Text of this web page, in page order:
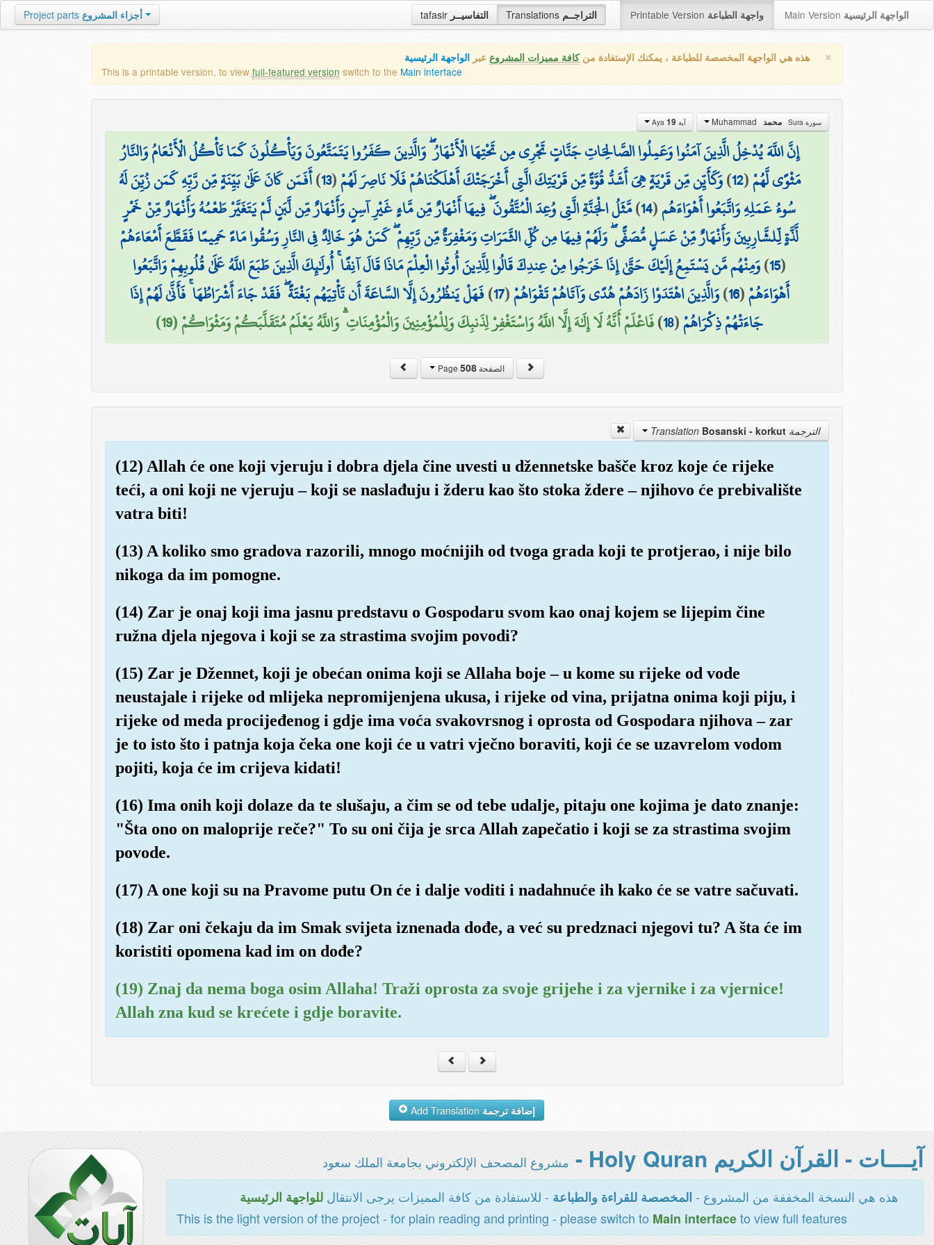
tafasir التفاسيــر Translations التراجــم Printable Version واجهة الطباعة Main Version الواجهة الرئيسية Project parts أجزاء المشروع
× هذه هي الواجهة المخصصة للطباعة ، يمكنك الإستفادة منكافة مميزات المشروع عبر الواجهة الرئيسية
This is a printable version, to view full-featured version switch to the Main interface
سورة Sura محمد آية Aya 19
إِنَّ اللَّهَ يُدْخِلُ الَّذِينَ آمَنُوا وَعَمِلُوا الصَّالِحَاتِ جَنَّاتٍ تَجْرِي مِن تَحْتِهَا الْأَنْهَارُ ۖ وَالَّذِينَ كَفَرُوا يَتَمَتَّعُونَ وَيَأْكُلُونَ كَمَا تَأْكُلُ الْأَنْعَامُ وَالنَّارُ
مَثْوًى لَّهُمْ(
12
)وَكَأَيِّن مِّن قَرْيَةٍ هِيَ أَشَدُّ قُوَّةً مِّن قَرْيَتِكَ الَّتِي أَخْرَجَتْكَ أَهْلَكْنَاهُمْ فَلَا نَاصِرَ لَهُمْ(
13
)أَفَمَن كَانَ عَلَىٰ بَيِّنَةٍ مِّن رَّبِّهِ كَمَن زُيِّنَ لَهُ
سُوءُ عَمَلِهِ وَاتَّبَعُوا أَهْوَاءَهُم(
14
)مَّثَلُ الْجَنَّةِ الَّتِي وُعِدَ الْمُتَّقُونَ ۖ فِيهَا أَنْهَارٌ مِّن مَّاءٍ غَيْرِ آسِنٍ وَأَنْهَارٌ مِّن لَّبَنٍ لَّمْ يَتَغَيَّرْ طَعْمُهُ وَأَنْهَارٌ مِّنْ خَمْرٍ
لَّذَّةٍ لِّلشَّارِبِينَ وَأَنْهَارٌ مِّنْ عَسَلٍ مُّصَفًّى ۖ وَلَهُمْ فِيهَا مِن كُلِّ الثَّمَرَاتِ وَمَغْفِرَةٌ مِّن رَّبِّهِمْ ۖ كَمَنْ هُوَ خَالِدٌ فِي النَّارِ وَسُقُوا مَاءً حَمِيمًا فَقَطَّعَ أَمْعَاءَهُمْ
(
15
)وَمِنْهُم مَّن يَسْتَمِعُ إِلَيْكَ حَتَّىٰ إِذَا خَرَجُوا مِنْ عِندِكَ قَالُوا لِلَّذِينَ أُوتُوا الْعِلْمَ مَاذَا قَالَ آنِفًا ۚ أُولَٰئِكَ الَّذِينَ طَبَعَ اللَّهُ عَلَىٰ قُلُوبِهِمْ وَاتَّبَعُوا
أَهْوَاءَهُمْ(
16
)وَالَّذِينَ اهْتَدَوْا زَادَهُمْ هُدًى وَآتَاهُمْ تَقْوَاهُمْ(
17
)فَهَلْ يَنظُرُونَ إِلَّا السَّاعَةَ أَن تَأْتِيَهُم بَغْتَةً ۖ فَقَدْ جَاءَ أَشْرَاطُهَا ۚ فَأَنَّىٰ لَهُمْ إِذَا
جَاءَتْهُمْ ذِكْرَاهُمْ(
18
)فَاعْلَمْ أَنَّهُ لَا إِلَٰهَ إِلَّا اللَّهُ وَاسْتَغْفِرْ لِذَنبِكَ وَلِلْمُؤْمِنِينَ وَالْمُؤْمِنَاتِ ۗ وَاللَّهُ يَعْلَمُ مُتَقَلَّبَكُمْ وَمَثْوَاكُمْ (19)
الصفحة Page508
الترجمة Translation Bosanski - korkut
(12) Allah će one koji vjeruju i dobra djela čine uvesti u džennetske bašče kroz koje će rijeke
teći, a oni koji ne vjeruju – koji se naslađuju i žderu kao što stoka ždere – njihovo će prebivalište
vatra biti!
(13) A koliko smo gradova razorili, mnogo moćnijih od tvoga grada koji te protjerao, i nije bilo
nikoga da im pomogne.
(14) Zar je onaj koji ima jasnu predstavu o Gospodaru svom kao onaj kojem se lijepim čine
ružna djela njegova i koji se za strastima svojim povodi?
(15) Zar je Džennet, koji je obećan onima koji se Allaha boje – u kome su rijeke od vode
neustajale i rijeke od mlijeka nepromijenjena ukusa, i rijeke od vina, prijatna onima koji piju, i
rijeke od meda procijeđenog i gdje ima voća svakovrsnog i oprosta od Gospodara njihova – zar
je to isto što i patnja koja čeka one koji će u vatri vječno boraviti, koji će se uzavrelom vodom
pojiti, koja će im crijeva kidati!
(16) Ima onih koji dolaze da te slušaju, a čim se od tebe udalje, pitaju one kojima je dato znanje:
"Šta ono on maloprije reče?" To su oni čija je srca Allah zapečatio i koji se za strastima svojim
povode.
(17) A one koji su na Pravome putu On će i dalje voditi i nadahnuće ih kako će se vatre sačuvati.
(18) Zar oni čekaju da im Smak svijeta iznenada dođe, a već su predznaci njegovi tu? A šta će im
koristiti opomena kad im on dođe?
(19) Znaj da nema boga osim Allaha! Traži oprosta za svoje grijehe i za vjernike i za vjernice!
Allah zna kud se krećete i gdje boravite.
إضافة ترجمة
آيــــات - القرآن الكريم Holy Quran - مشروع المصحف الإلكتروني بجامعة الملك سعود
هذه هي النسخة المخففة من المشروع - المخصصة للقراءة والطباعة - للاستفادة من كافة المميزات يرجى الانتقالللواجهة الرئيسية
This is the light version of the project - for plain reading and printing - please switch to Main interfaceto view full features